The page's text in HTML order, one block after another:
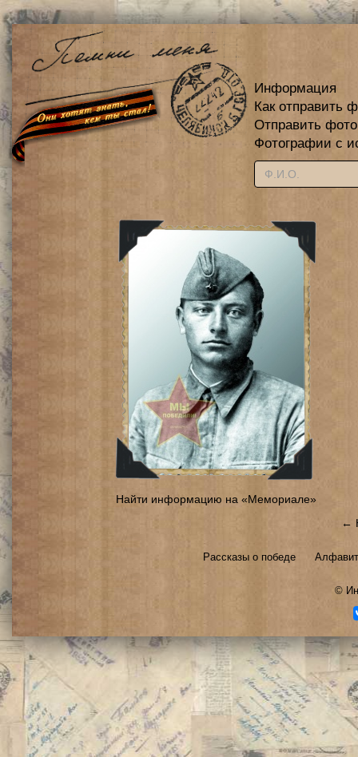
Информация
Как отправить
Отправить
Фотографии с
Найти информацию на «Мемориале»
←
Рассказы о победе
©